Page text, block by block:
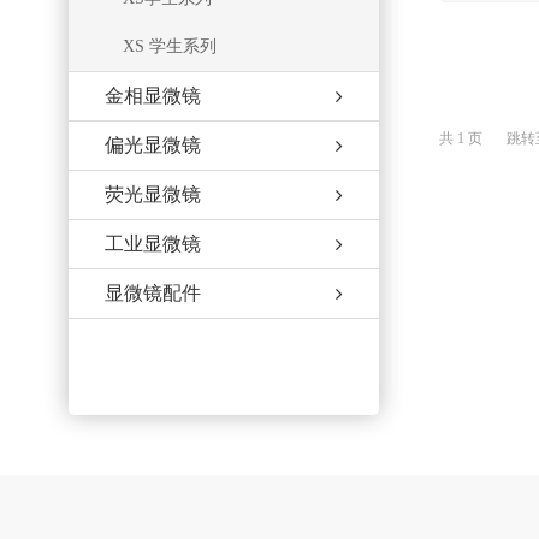
XS 学生系列
金相显微镜
偏光显微镜
荧光显微镜
工业显微镜
显微镜配件
共 1 页 跳转